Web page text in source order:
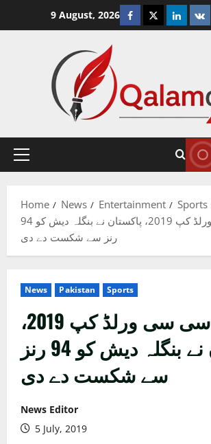
9 August, 2026 Facebook
TwitterLinkedin
VK
Primary
Home News Entertainment
Sports
آئی سی سی ورلڈ کپ 2019، پاکستان نے بنگلہ دیش کو 94
رنز سے شکست دے دی
News Pakistan Sports
آئی سی سی ورلڈ کپ 2019،
پاکستان نے بنگلہ دیش کو 94 رنز
سے شکست دے دی
News Editor
5 July, 2019